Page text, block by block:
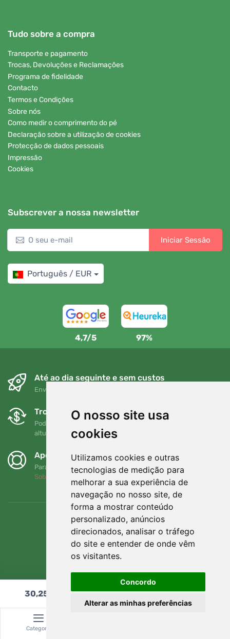
O nosso site usa
cookies
Utilizamos cookies e outras
tecnologias de medição para
melhorar a sua experiência de
navegação no nosso site, de
forma a mostrar conteúdo
personalizado, anúncios
direcionados, analisar o tráfego
do site e entender de onde vêm
os visitantes.
Concordo
Alterar as minhas preferências
Tudo sobre a compra
Transporte e pagamento
Trocas, Devoluções e Reclamações
Programa de fidelidade
Contacto
Termos e Condições
Sobre nós
Como medir o comprimento do pé
Declaração sobre a utilização de cookies
Protecção de dados pessoais
Impressão
Cookies
Subscrever a nossa newsletter
Iniciar Sessão
Português / EUR
4,7/5 97%
Até ao dia seguinte e sem custos
Envio gratuito para encomendas superiores a 80 EUR
Trocas e devoluções gratuitas
Pode devolver ou trocar a sua encomenda em qualquer
altura no prazo de 90 dias
Apoiamos a Trees.org
Para cada encomenda plantamos uma árvore! Leia mais
Sobre nós
30,25 Adicionar ao carrinho
Categoria